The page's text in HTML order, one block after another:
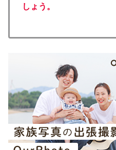
しょう。